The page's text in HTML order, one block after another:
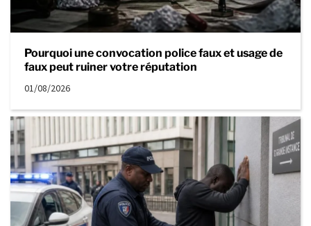
Pourquoi une convocation police faux et usage de
faux peut ruiner votre réputation
01/08/2026